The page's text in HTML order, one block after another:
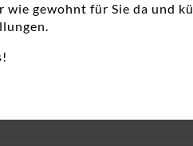
wie gewohnt für Sie da und